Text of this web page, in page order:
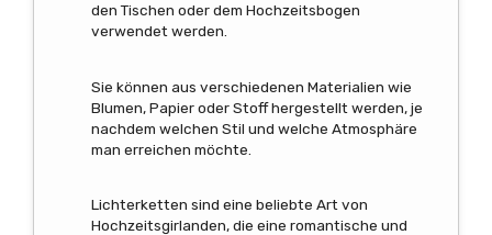
den Tischen oder dem Hochzeitsbogen
verwendet werden.
Sie können aus verschiedenen Materialien wie
Blumen, Papier oder Stoff hergestellt werden, je
nachdem welchen Stil und welche Atmosphäre
man erreichen möchte.
Lichterketten sind eine beliebte Art von
Hochzeitsgirlanden, die eine romantische und